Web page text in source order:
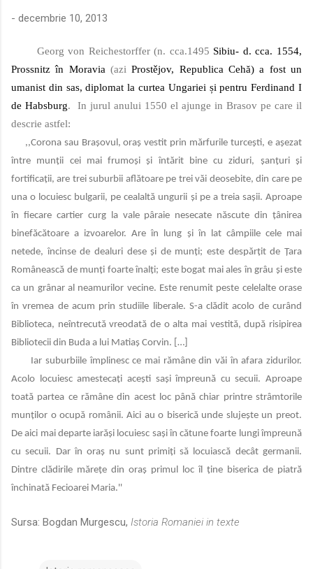
precizie profunzimea și ritmul procesului de rom...
- decembrie 10, 2013
Georg von Reichestorffer (n. cca.1495 Sibiu- d. cca. 1554,
Prossnitz în Moravia (aziProstějov, Republica Cehă) a fost un
umanist din sas, diplomat la curtea Ungariei și pentruFerdinand I
de Habsburg. In jurul anului 1550 el ajunge in Brasov pe care il
descrie astfel:
,,Corona sau Brașovul, oraș vestit prin mărfurile turcești, e așezat
între munții cei maifrumoși și întărit bine cu ziduri, șanțuri și
fortificații, are trei suburbii aflătoare pe trei văi deosebite, din care pe
una o locuiesc bulgarii, pe cealaltă ungurii și pe a treia sașii. Aproape
în fiecare cartier curg la vale pâraie nesecate născute din țânirea
binefăcătoare a izvoarelor.Are în lung și în lat câmpiile cele mai
netede, încinse de dealuri dese și de munți; este despărțitde Țara
Românească de munți foarte înalți; este bogat mai ales în grâu și este
ca un grânar al neamurilor vecine. Este renumit peste celelalte orase
în vremea de acum prin studiile liberale. S-a clădit acolo de curând
Biblioteca, neîntrecută vreodată de o alta mai vestită, după risipirea
Bibliotecii din Buda a lui Matiaș Corvin. […]
Iar suburbiile împlinesc ce mai rămâne din văi în afara zidurilor.
Acolo locuiesc amestecați acești sași împreună cu secuii. Aproape
toată partea ce rămâne din acest loc până chiar printre strâmtorile
munților o ocupă românii. Aici au o biserică unde slujește un preot.
De aici mai departe iarăși locuiesc sași în cătune foarte lungi împreună
cu secuii. Dar în oraș nu sunt primiți să locuiască decât germanii.
Dintre clădirile mărețe din oraș primul loc îl ține biserica de piatră
închinată Fecioarei Maria.''
Sursa: Bogdan Murgescu, Istoria Romaniei in texte